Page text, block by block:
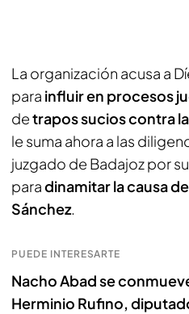
La organización acusa a
para influir en procesos
detrapos sucios contra
le suma ahora a las
juzgado de Badajoz por
paradinamitar la causa
Sánchez.
PUEDE INTERESARTE
Nacho Abad se
Herminio Rufino,